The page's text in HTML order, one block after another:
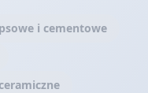
i cementowe